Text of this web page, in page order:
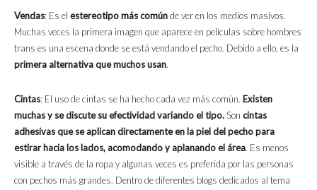
Vendas: Es el estereotipo más comúnde ver en los medios masivos.
Muchas veces la primera imagen que aparece en películas sobre hombres
trans es una escena donde se está vendando el pecho. Debido a ello, es la
primera alternativa que muchos usan.
Cintas: El uso de cintas se ha hecho cada vez más común. Existen
muchas y se discute su efectividad variando el tipo. Son cintas
adhesivas que se aplican directamente en la piel del pecho para
estirar hacia los lados, acomodando y aplanando el área. Es menos
visible a través de la ropa y algunas veces es preferida por las personas
con pechos más grandes. Dentro de diferentes blogs dedicados al tema